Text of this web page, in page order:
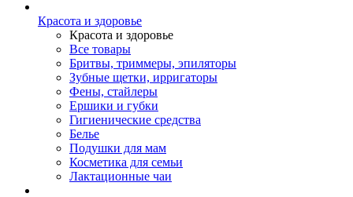
Красота и здоровье
Красота и здоровье
Все товары
Бритвы, триммеры, эпиляторы
Зубные щетки, ирригаторы
Фены, стайлеры
Ершики и губки
Гигиенические средства
Белье
Подушки для мам
Косметика для семьи
Лактационные чаи